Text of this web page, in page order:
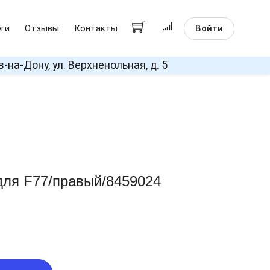
Отзывы Контакты Войти
на-Дону, ул. Верхненольная, д. 5
F77/правый/8459024